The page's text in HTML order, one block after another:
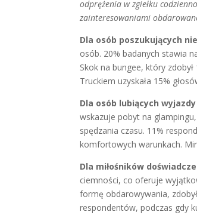
odprężenia w zgiełku
zainteresowaniami
Dla osób poszukujących
osób. 20% badanych stawia
Skok na bungee, który
Truckiem uzyskała 15%
Dla osób lubiących wyjazdy
wskazuje pobyt na
spędzania czasu. 11%
komfortowych warunkach.
Dla miłośników
ciemności, co oferuje
formę obdarowywania,
respondentów, podczas gdy